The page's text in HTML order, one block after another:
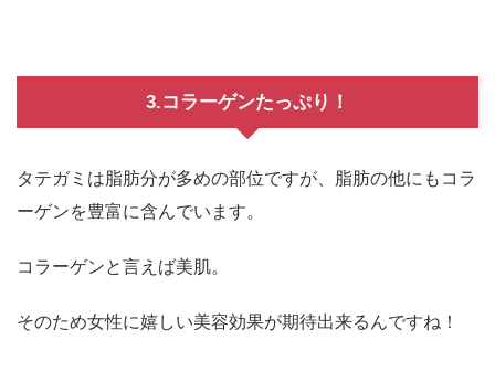
3.コラーゲンたっぷり！
タテガミは脂肪分が多めの部位ですが、脂肪の他にもコラ
ーゲンを豊富に含んでいます。
コラーゲンと言えば美肌。
そのため女性に嬉しい美容効果が期待出来るんですね！